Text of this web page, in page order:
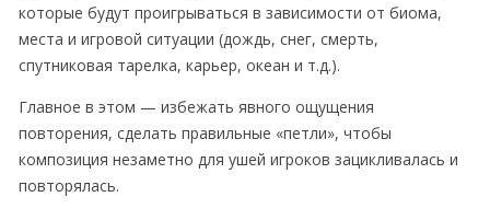
которые будут проигрываться в зависимости от биома,
места и игровой ситуации (дождь, снег, смерть,
спутниковая тарелка, карьер, океан и т.д.).
Главное в этом — избежать явного ощущения
повторения, сделать правильные «петли», чтобы
композиция незаметно для ушей игроков зацикливалась и
повторялась.